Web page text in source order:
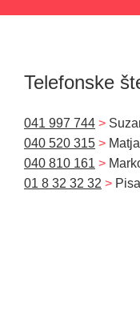
Telefonske
041 997 744 >
040 520 315 >
040 810 161 >
01 8 32 32 32 >